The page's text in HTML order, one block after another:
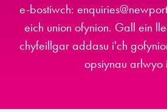
e-bostiwch:
eich union ofynion. Gall ein
chyfeillgar addasu i'ch
opsiynau arlwyo